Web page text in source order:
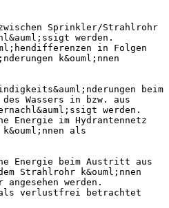
Sprinkler/Strahlrohr
werden.
in Folgen
k&ouml;nnen
beim
Wassers in bzw. aus
werden.
Energie im Hydrantennetz
als
Energie beim Austritt aus
Strahlrohr k&ouml;nnen
werden.
als verlustfrei betrachtet